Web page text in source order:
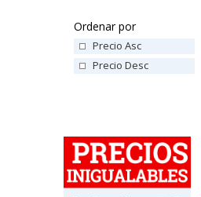
Ordenar por
Precio Asc
Precio Desc